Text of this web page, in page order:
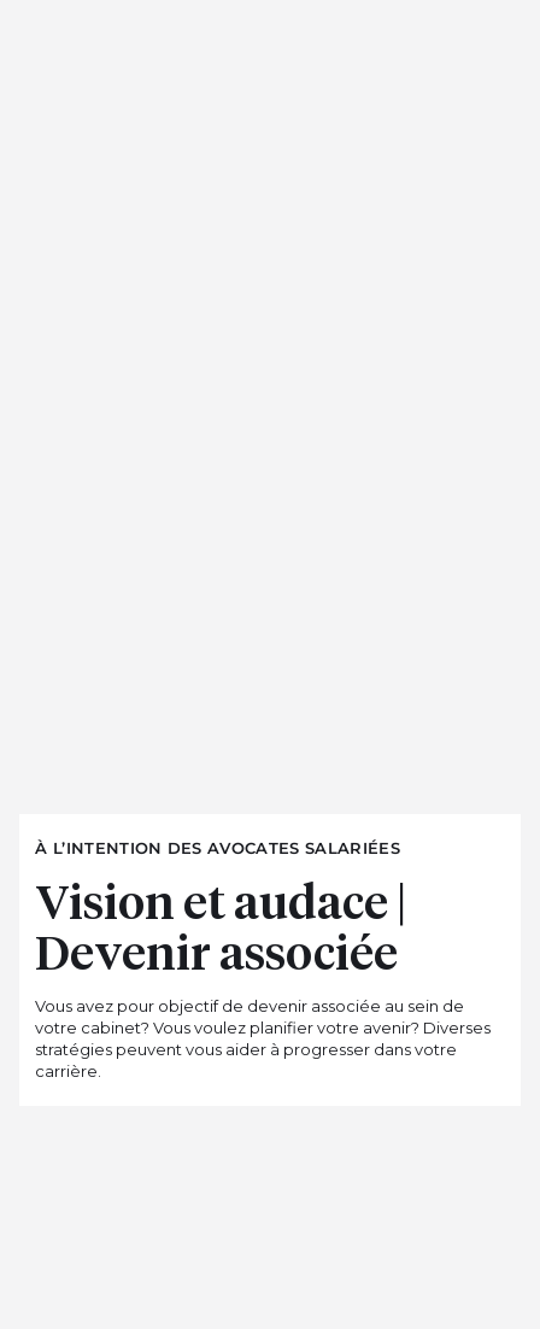
À L’INTENTION DES AVOCATES SALARIÉES
Vision et audace |
Devenir associée
Vous avez pour objectif de devenir associée au sein de
votre cabinet? Vous voulez planifier votre avenir? Diverses
stratégies peuvent vous aider à progresser dans votre
carrière.